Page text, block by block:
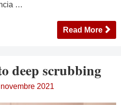
…
Read More
deep scrubbing
2021